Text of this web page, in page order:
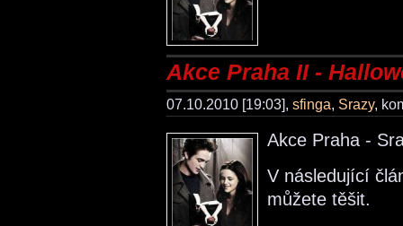
Akce Praha II -
07.10.2010 [19:03], sfinga, Srazy,
Akce Praha -
V následující
můžete těšit.